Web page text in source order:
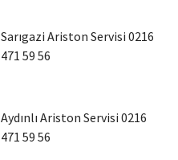
Sarıgazi Ariston Servisi 0216
471 59 56
Aydınlı Ariston Servisi 0216
471 59 56